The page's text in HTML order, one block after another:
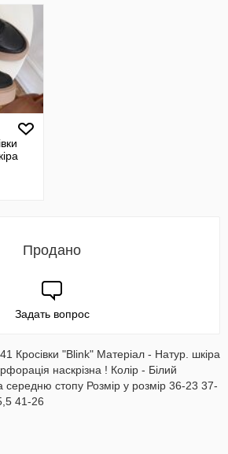
Продано
Задать вопрос
Кросівки "Blink" Матеріал - Натур. шкіра
наскрізна ! Колір - Білий
стопу Розмір у розмір 36-23 37-
41-26